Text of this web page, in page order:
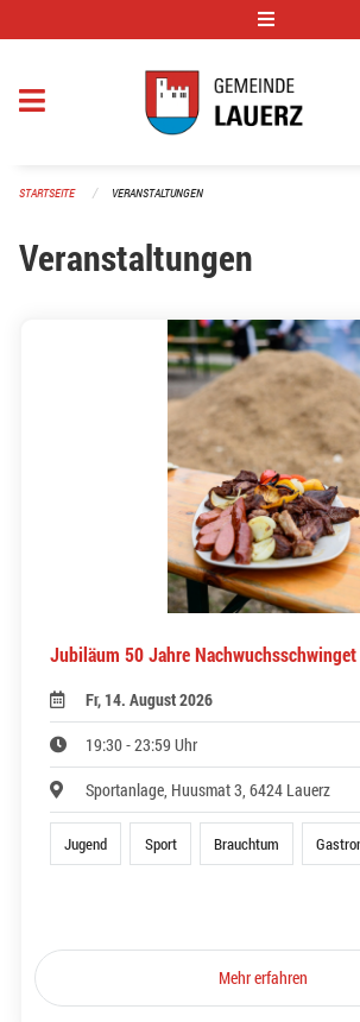
STARTSEITE VERANSTALTUNGEN
Veranstaltungen
Jubiläum 50 Jahre
Fr, 14. August 2026
19:30 - 23:59 Uhr
Sportanlage, Huusmat 3, 6424 Lauerz
Jugend Sport Brauchtum
Mehr erfahren